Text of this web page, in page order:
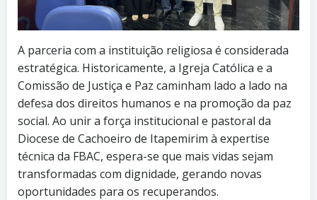
A parceria com a instituição religiosa é considerada
estratégica. Historicamente, a Igreja Católica e a
Comissão de Justiça e Paz caminham lado a lado na
defesa dos direitos humanos e na promoção da paz
social. Ao unir a força institucional e pastoral da
Diocese de Cachoeiro de Itapemirim à expertise
técnica da FBAC, espera-se que mais vidas sejam
transformadas com dignidade, gerando novas
oportunidades para os recuperandos.